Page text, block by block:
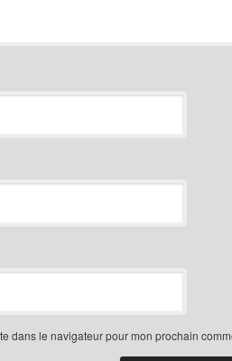
dans le navigateur pour mon prochain